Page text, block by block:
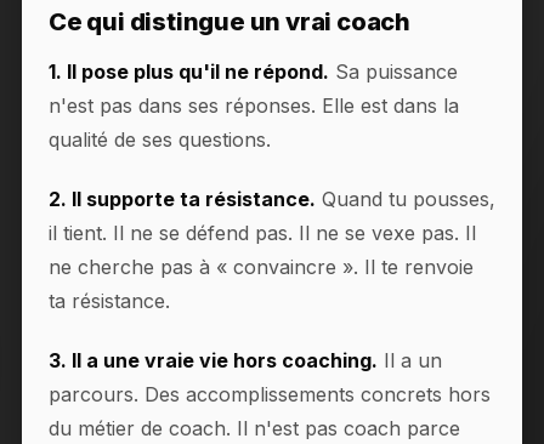
Ce qui distingue un vrai coach
1. Il pose plus qu'il ne répond. Sa puissance
n'est pas dans ses réponses. Elle est dans la
qualité de ses questions.
2. Il supporte ta résistance. Quand tu pousses,
il tient. Il ne se défend pas. Il ne se vexe pas. Il
ne cherche pas à « convaincre ». Il te renvoie
ta résistance.
3. Il a une vraie vie hors coaching. Il a un
parcours. Des accomplissements concrets hors
du métier de coach. Il n'est pas coach parce